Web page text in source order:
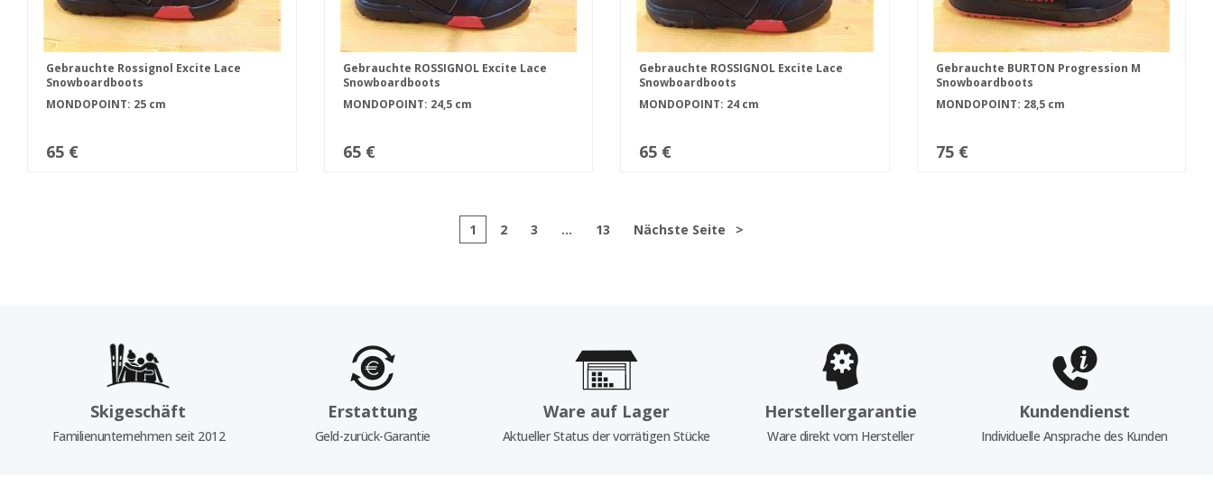
Gebrauchte Rossignol Excite Lace
Snowboardboots
MONDOPOINT: 25 cm
65 €
Gebrauchte ROSSIGNOL Excite Lace
Snowboardboots
MONDOPOINT: 24,5 cm
65 €
Gebrauchte ROSSIGNOL Excite Lace
Snowboardboots
MONDOPOINT: 24 cm
65 €
Gebrauchte BURTON Progression M
Snowboardboots
MONDOPOINT: 28,5 cm
75 €
1 2 3 ... 13 Nächste Seite >
Skigeschäft
Familienunternehmen seit 2012
Erstattung
Geld-zurück-Garantie
Ware auf Lager
Aktueller Status der vorrätigen Stücke
Herstellergarantie
Ware direkt vom Hersteller
Kundendienst
Individuelle Ansprache des Kunden